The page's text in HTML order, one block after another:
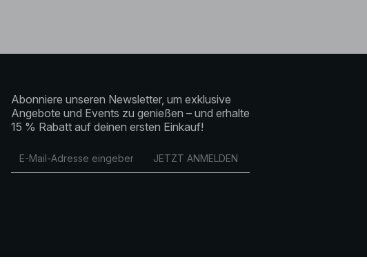
Abonniere unseren Newsletter, um exklusive
Angebote und Events zu genießen – und erhalte
15 % Rabatt auf deinen ersten Einkauf!
JETZT ANMELDEN